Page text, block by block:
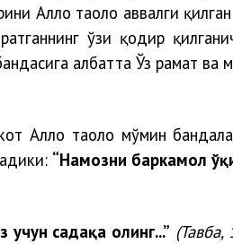
Аллоҳ таоло аввалги
ўзи қодир
албатта Ўз раҳмат ва
Аллоҳ таоло мўмин
“Намозни баркамол
садақа олинг...” (Тавба,